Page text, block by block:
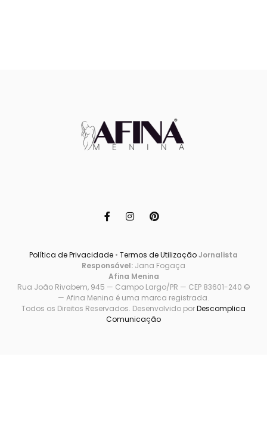
Política de Privacidade • Termos de UtilizaçãoJornalista
Responsável: Jana Fogaça
Afina Menina
Rua João Rivabem, 945 — Campo Largo/PR — CEP 83601-240 ©
— Afina Menina é uma marca registrada.
Todos os Direitos Reservados. Desenvolvido porDescomplica
Comunicação